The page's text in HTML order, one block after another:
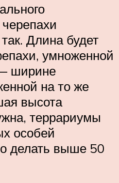
Длина будет
умноженной
ширине
на то же
высота
террариумы
особей
делать выше 50